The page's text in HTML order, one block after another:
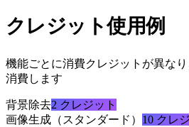
クレジット使用例
機能ごとに消費クレジットが異な
消費します
背景除去2 クレジット
画像生成（スタンダード） 10 クレ